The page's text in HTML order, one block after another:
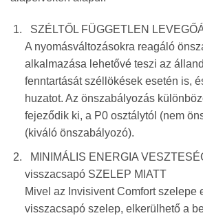
SZÉLTŐL FÜGGETLEN
A nyomásváltozásokra reagáló
alkalmazása lehetővé teszi az
fenntartását széllökések esetén is,
huzatot. Az önszabályozás
fejeződik ki, a P0 osztálytól (nem
(kiváló önszabályozó).
MINIMÁLIS ENERGIA
visszacsapó SZELEP MIATT
Mivel az Invisivent Comfort szelepe
visszacsapó szelep, elkerülhető a